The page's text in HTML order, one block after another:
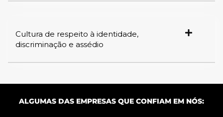
Cultura de respeito à identidade,
discriminação e assédio​
ALGUMAS DAS EMPRESAS QUE CONFIAM EM NÓS: